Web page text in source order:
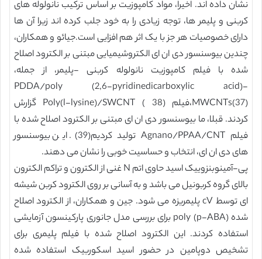
نشان داده اند. اخیرا، مواد کامپوزیت بر اساس ترکیب نانولوله های
کربنی و پلیمر ها، توجه زیادی را به خود جلب کرده اند زیرا آن ها
دارای خصوصیات هر جز با یک اثر هم افزایی است.جیائو و همکاران،
چندین بیوسنسور دی ان ای الکتروشیمیایی مبتنی بر الکترود اصلاح
شده با فیلم کامپوزیت نانولوله کربنی -پلیمر، از جمله،
PDDA/poly (2,6-pyridinedicarboxylic acid)-
MWCNTs(37)،فیلم Poly(l-lysine)/SWCNT ( 38) گزارش
کردند. قبلا، ما بیوسنسور دی ان ای مبتنی بر الکترود اصلاح شده با
فیلم Agnano/PPAA/CNT تولید کردیم(39). این بیوسنسور
های دی ان ای، انتخاب و حساسیت خوبی را نشان می دهند.
پی-آمینوبنزوییک اسید حاوی اتم N غنی از الکترون و تراکم الکترون
بالای گروه کربونیل می باشد و به آسانی بر روی الکترود کربن شیشه
ای توسط cV پلیمریزه می شود. جین و همکاران، از الکترود اصلاح
شده poly (p-ABA) برای بررسی مدل جانوری پارکینسون آزمایشی
استفاده کردند. این الکترود اصلاح شده با فیلم پلیمری برای
تشخیص دوپامین در حضور اسید اسکوربیک استفاده شده